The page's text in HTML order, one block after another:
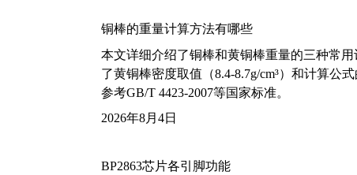
铜棒的重量计算方法有哪些
本文详细介绍了铜棒和黄铜棒重量的三种常
了黄铜棒密度取值（8.4-8.7g/cm³）和计算公
参考GB/T 4423-2007等国家标准。
2026年8月4日
BP2863芯片各引脚功能